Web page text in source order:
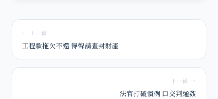
← 上一篇
工程款拖欠不還 得聲請查封財產
下一篇 →
法官打破慣例 口交判通姦